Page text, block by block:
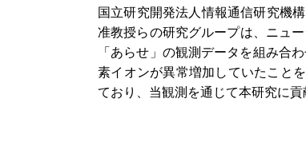
国立研究開発法人情報通信研究機
准教授らの研究グループは、ニュ
「あらせ」の観測データを組み合
素イオンが異常増加していたこと
ており、当観測を通じて本研究に貢